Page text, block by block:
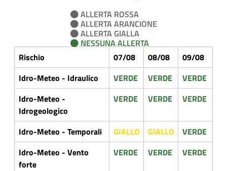
ALLERTA ROSSA
ALLERTA ARANCIONE
ALLERTA GIALLA
NESSUNA ALLERTA
Rischio
07/08 08/08
09/08
Idro-Meteo - Idraulico
VERDE VERDE
VERDE
Idro-Meteo -
Idrogeologico
VERDE VERDE VERDE
Idro-Meteo - Temporali GIALLO GIALLO
VERDE
Idro-Meteo - Vento
forte
VERDE VERDE VERDE